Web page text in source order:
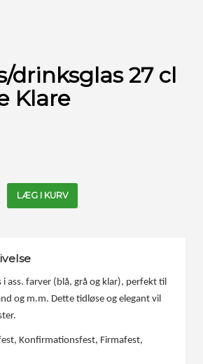
drinksglas 27 cl
Klare
LÆG I KURV
i ass. farver (blå, grå og klar), perfekt til
og m.m. Dette tidløse og elegant vil
Konfirmationsfest, Firmafest,